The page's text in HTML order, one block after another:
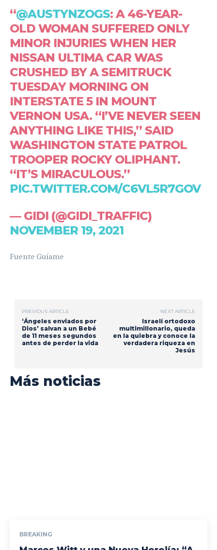
“@AUSTYNZOGS: A 46-YEAR-
OLD WOMAN SUFFERED ONLY
MINOR INJURIES WHEN HER
NISSAN ULTIMA CAR WAS
CRUSHED BY A SEMITRUCK
TUESDAY MORNING ON
INTERSTATE 5 IN MOUNT
VERNON USA. “I’VE NEVER SEEN
ANYTHING LIKE THIS,” SAID
WASHINGTON STATE PATROL
TROOPER ROCKY OLIPHANT.
“IT’S MIRACULOUS.”
PIC.TWITTER.COM/C6VL5R7GOV
— GIDI (@GIDI_TRAFFIC)
NOVEMBER 19, 2021
Fuente Guíame
PREVIOUS ARTICLE
‘Ángeles enviados por
Dios’ salvan a un Bebé
de 11 meses segundos
antes de perder la vida
NEXT ARTICLE
Israelí ortodoxo
multimillonario, queda
en la quiebra y conoce la
verdadera riqueza en
Jesús
Más noticias
BREAKING